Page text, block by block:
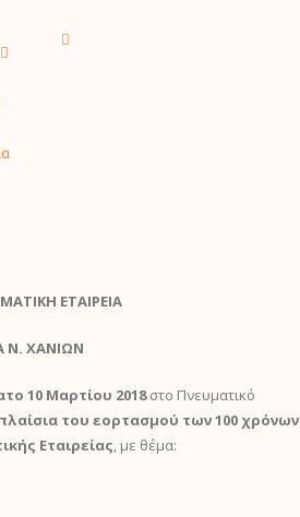
ΕΤΑΙΡΕΙΑ
Ν. ΧΑΝΙΩΝ
10 Μαρτίου 2018στο Πνευματικό
του εορτασμού των 100 χρόνων
Εταιρείας, με θέμα: